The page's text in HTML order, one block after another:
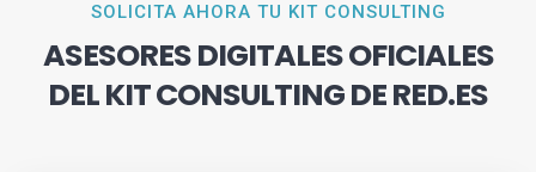
SOLICITA AHORA TU KIT CONSULTING
ASESORES DIGITALES OFICIALES
DEL KIT CONSULTING DE RED.ES